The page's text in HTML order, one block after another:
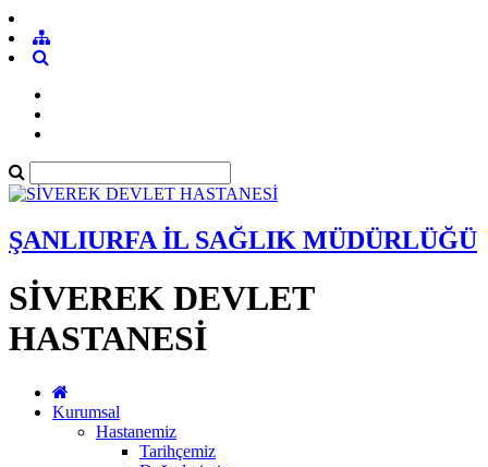
ŞANLIURFA İL SAĞLIK MÜDÜRLÜĞÜ
SİVEREK DEVLET
HASTANESİ
Kurumsal
Hastanemiz
Tarihçemiz